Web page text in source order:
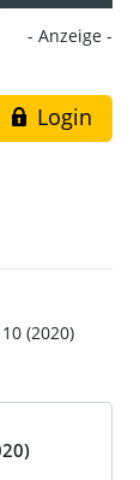
- Anzeige -
Login
(2020)